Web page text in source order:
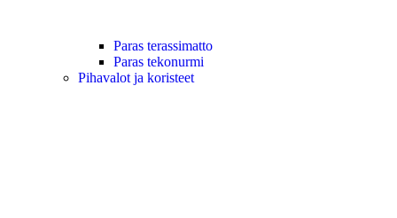
Paras terassimatto
Paras tekonurmi
Pihavalot ja koristeet